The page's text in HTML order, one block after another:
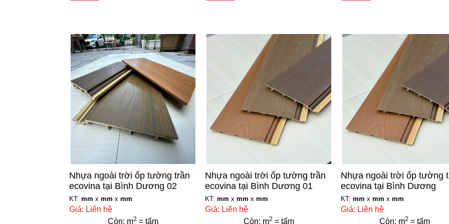
Nhựa ngoài trời ốp tường trần
ecovina tại Bình Dương 02
KT: mm x mm x mm
Giá: Liên hệ
Còn: m2 = tấm
Nhựa ngoài trời ốp tường trần
ecovina tại Bình Dương 01
KT: mm x mm x mm
Giá: Liên hệ
Còn: m2 = tấm
Nhựa ngoài trời ốp tường
ecovina tại Bình Dương
KT: mm x mm x mm
Giá: Liên hệ
Còn: m2 = tấm